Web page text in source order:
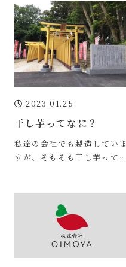
腐病はカビが原
2023.01.25
干し芋ってなに？
私達の会社でも製造していま
すが、そもそも干し芋ってな